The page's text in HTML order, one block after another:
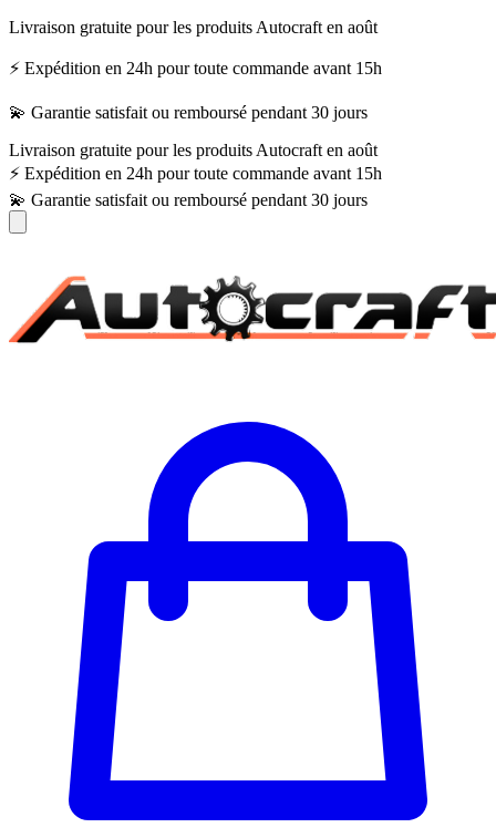
Livraison gratuite pour les produits Autocraft en août
⚡ Expédition en 24h pour toute commande avant 15h
💫 Garantie satisfait ou remboursé pendant 30 jours
Livraison gratuite pour les produits Autocraft en août
⚡ Expédition en 24h pour toute commande avant 15h
💫 Garantie satisfait ou remboursé pendant 30 jours